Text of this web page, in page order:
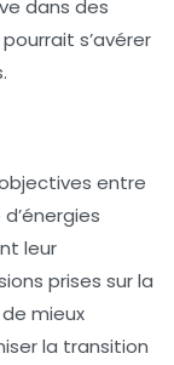
dans des
s’avérer
entre
leur
prises sur la
mieux
la transition